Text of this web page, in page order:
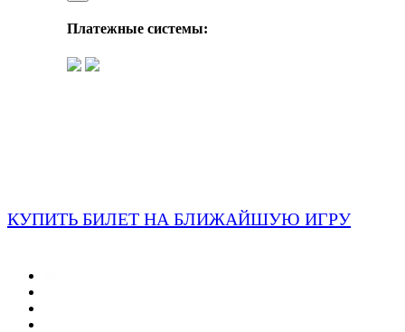
Платежные системы:
КУПИТЬ БИЛЕТ НА БЛИЖАЙШУЮ ИГРУ